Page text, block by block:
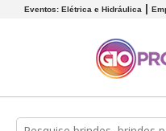
Eventos: Elétrica e Hidráulica